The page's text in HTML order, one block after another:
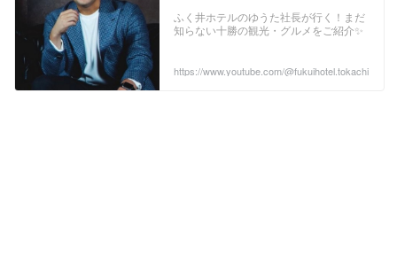
ふく井ホテルのゆうた社長が行く！まだ
知らない十勝の観光・グルメをご紹介✨
https://www.youtube.com/@fukuihotel.tokachi